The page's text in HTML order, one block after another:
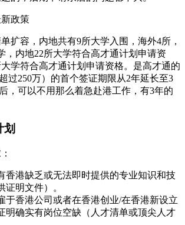
政策
扩容，内地共有9所大学入围，海外4所，
，内地22所大学符合高才通计划申请资
学符合高才通计划申请资格。是高才通的
过250万）的首个签证期限从2年延长至3
，可以不用那么着急赴港工作，有3年的
香港缺乏或无法即时提供的专业知识和技
证明文件）。
于香港公司或者在香港创业/在香港新设立
明确实有岗位空缺（人才清单或顶尖人才